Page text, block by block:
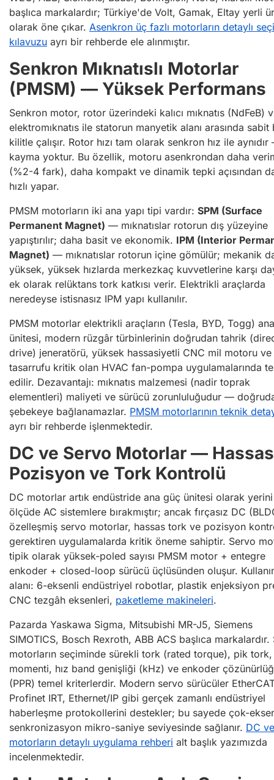
başlıca markalardır; Türkiye'de Volt, Gamak, Eltay yerli
olarak öne çıkar. Asenkron üç fazlı motorların detaylı
kılavuzu ayrı bir rehberde ele alınmıştır.
Senkron Mıknatıslı Motorlar
(PMSM) — Yüksek Performans
Senkron motor, rotor üzerindeki kalıcı mıknatıs (NdFeB)
elektromıknatıs ile statorun manyetik alanı arasında sabit
kilitle çalışır. Rotor hızı tam olarak senkron hız ile
kayma yoktur. Bu özellik, motoru asenkrondan daha
(%2-4 fark), daha kompakt ve dinamik tepki açısından
hızlı yapar.
PMSM motorların iki ana yapı tipi vardır: SPM (Surface
Permanent Magnet) — mıknatıslar rotorun dış yüzeyine
yapıştırılır; daha basit ve ekonomik. IPM (Interior
Magnet) — mıknatıslar rotorun içine gömülür; mekanik
yüksek, yüksek hızlarda merkezkaç kuvvetlerine karşı
ek olarak relüktans tork katkısı verir. Elektrikli araçlarda
neredeyse istisnasız IPM yapı kullanılır.
PMSM motorlar elektrikli araçların (Tesla, BYD, Togg)
ünitesi, modern rüzgâr türbinlerinin doğrudan tahrik
drive) jeneratörü, yüksek hassasiyetli CNC mil motoru ve
tasarrufu kritik olan HVAC fan-pompa uygulamalarında
edilir. Dezavantajı: mıknatıs malzemesi (nadir toprak
elementleri) maliyeti ve sürücü zorunluluğudur —
şebekeye bağlanamazlar. PMSM motorlarının teknik
ayrı bir rehberde işlenmektedir.
DC ve Servo Motorlar — Hassas
Pozisyon ve Tork Kontrolü
DC motorlar artık endüstride ana güç ünitesi olarak
ölçüde AC sistemlere bırakmıştır; ancak fırçasız DC
özelleşmiş servo motorlar, hassas tork ve pozisyon
gerektiren uygulamalarda kritik öneme sahiptir. Servo
tipik olarak yüksek-poled sayısı PMSM motor + entegre
enkoder + closed-loop sürücü üçlüsünden oluşur.
alanı: 6-eksenli endüstriyel robotlar, plastik enjeksiyon
CNC tezgâh eksenleri, paketleme makineleri.
Pazarda Yaskawa Sigma, Mitsubishi MR-J5, Siemens
SIMOTICS, Bosch Rexroth, ABB ACS başlıca markalardır.
motorların seçiminde sürekli tork (rated torque), pik
momenti, hız band genişliği (kHz) ve enkoder
(PPR) temel kriterlerdir. Modern servo sürücüler
Profinet IRT, Ethernet/IP gibi gerçek zamanlı endüstriyel
haberleşme protokollerini destekler; bu sayede çok-
senkronizasyon mikro-saniye seviyesinde sağlanır. DC
motorların detaylı uygulama rehberi alt başlık yazımızda
incelenmektedir.